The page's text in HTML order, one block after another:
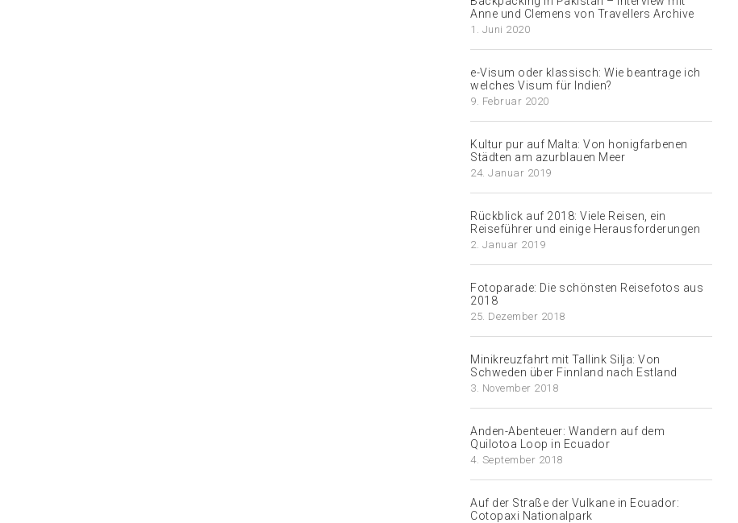
Anne und Clemens von Travellers Archive
1. Juni 2020
e-Visum oder klassisch: Wie beantrage ich
welches Visum für Indien?
9. Februar 2020
Kultur pur auf Malta: Von honigfarbenen
Städten am azurblauen Meer
24. Januar 2019
Rückblick auf 2018: Viele Reisen, ein
Reiseführer und einige Herausforderungen
2. Januar 2019
Fotoparade: Die schönsten Reisefotos aus
2018
25. Dezember 2018
Minikreuzfahrt mit Tallink Silja: Von
Schweden über Finnland nach Estland
3. November 2018
Anden-Abenteuer: Wandern auf dem
Quilotoa Loop in Ecuador
4. September 2018
Auf der Straße der Vulkane in Ecuador:
Cotopaxi Nationalpark